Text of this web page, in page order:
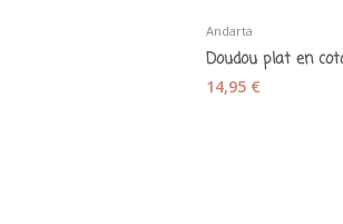
Andarta
14,95 €